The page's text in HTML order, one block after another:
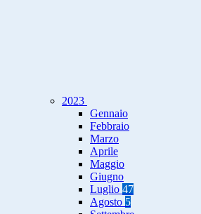
2023
Gennaio
Febbraio
Marzo
Aprile
Maggio
Giugno
Luglio 47
Agosto 5